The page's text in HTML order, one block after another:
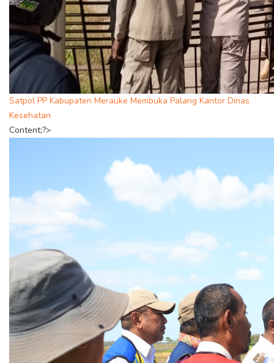
Satpol PP Kabupaten Merauke Membuka Palang Kantor Dinas
Kesehatan
Content;?>